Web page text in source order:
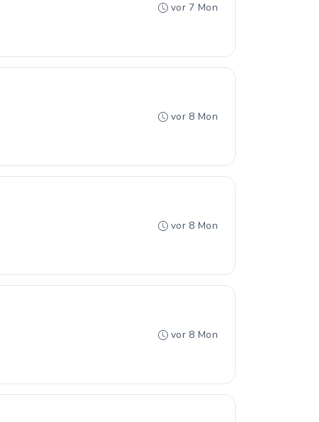
vor 7 Mon
vor 8 Mon
vor 8 Mon
vor 8 Mon